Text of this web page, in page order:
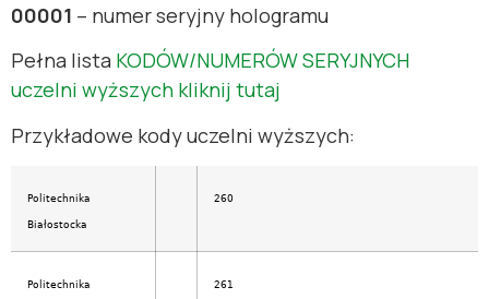
00001 – numer seryjny hologramu
Pełna lista KODÓW/NUMERÓW SERYJNYCH
uczelni wyższych kliknij tutaj
Przykładowe kody uczelni wyższych:
Politechnika
Białostocka
260
Politechnika 261